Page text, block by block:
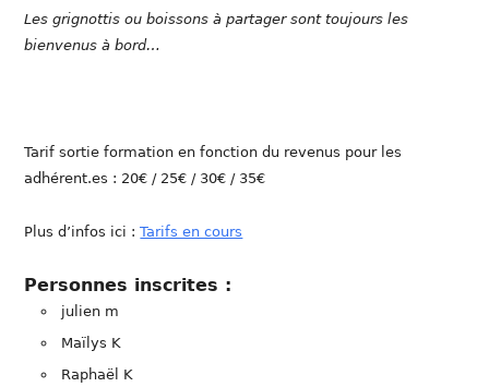
Les grignottis ou boissons à partager sont toujours les
bienvenus à bord…
Tarif sortie formation en fonction du revenus pour les
adhérent.es : 20€ / 25€ / 30€ / 35€
Plus d’infos ici :Tarifs en cours
Personnes inscrites :
julien m
Maïlys K
Raphaël K